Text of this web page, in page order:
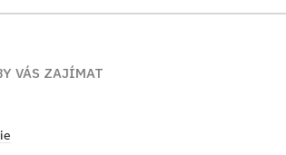
VÁS ZAJÍMAT